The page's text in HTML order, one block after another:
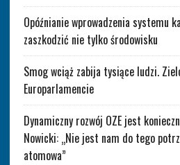
Opóźnianie wprowadzenia systemu
zaszkodzić nie tylko środowisku
Smog wciąż zabija tysiące ludzi.
Europarlamencie
Dynamiczny rozwój OZE jest
Nowicki: „Nie jest nam do tego
atomowa”